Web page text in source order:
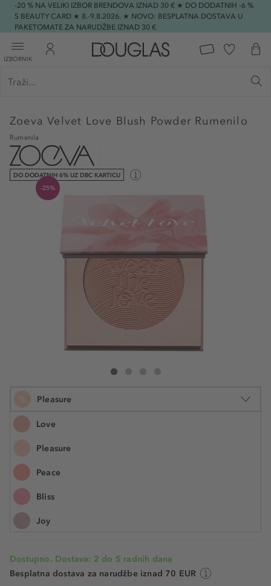
-20 % NA VELIKI IZBOR BRENDOVA IZNAD 30 € ★ DO DODATNIH -6 %
S BEAUTY CARD ★ 8.-9.8.2026. ★ NOVO: BESPLATNA DOSTAVA U
PAKETOMATE ZA NARUDŽBE IZNAD 30 €
IZBORNIK
ZoevaVelvet Love Blush Powder Rumenilo
Rumenila
DO DODATNIH 6% UZ DBC KARTICU
-25%
Zoeva Velvet Love Blush Powder
Pleasure
Love
Pleasure
Peace
Bliss
Joy
5.2 g
Dostupno. Dostava: 2 do 5 radnih dana
Besplatna dostava za narudžbe iznad 70 EUR